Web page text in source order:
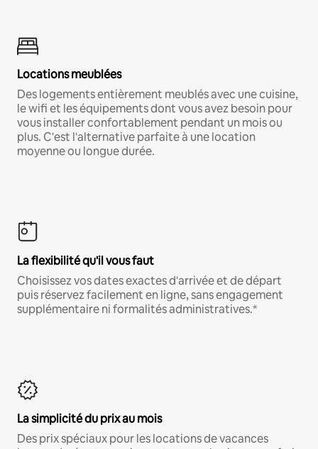
Locations meublées
Des logements entièrement meublés avec une cuisine,
le wifi et les équipements dont vous avez besoin pour
vous installer confortablement pendant un mois ou
plus. C'est l'alternative parfaite à une location
moyenne ou longue durée.
La flexibilité qu'il vous faut
Choisissez vos dates exactes d'arrivée et de départ
puis réservez facilement en ligne, sans engagement
supplémentaire ni formalités administratives.*
La simplicité du prix au mois
Des prix spéciaux pour les locations de vacances